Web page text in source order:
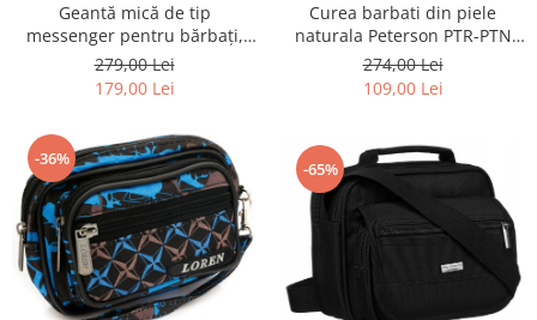
Geantă mică de tip
messenger pentru bărbați,
geantă de umăr, geantă de
oraș maro din piele naturală -
Peterson
279,00 Lei
179,00 Lei
Curea barbati din piele
naturala Peterson PTR-PTN
AB35-125-03 BRO
274,00 Lei
109,00 Lei
-36% -65%